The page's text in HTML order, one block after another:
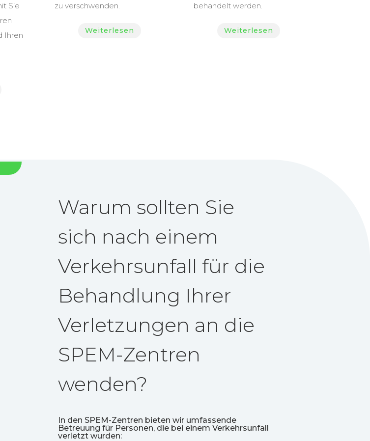
Sie
Ihren
zu verschwenden.
Weiterlesen
behandelt werden.
Weiterlesen
Warum sollten Sie
sich nach einem
Verkehrsunfall für die
Behandlung Ihrer
Verletzungen an die
SPEM-Zentren
wenden?
In den SPEM-Zentren bieten wir umfassende
Betreuung für Personen, die bei einem Verkehrsunfall
verletzt wurden: